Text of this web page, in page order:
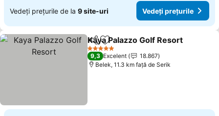
Vedeți prețurile de la 9 site-uri Vedeți prețurile
DistribuițiAdăugaţi la favorite
Kaya Palazzo Golf Resort
5 Stele
9,3 Excelent
18.867
Belek, 11.3 km faţă de Serik